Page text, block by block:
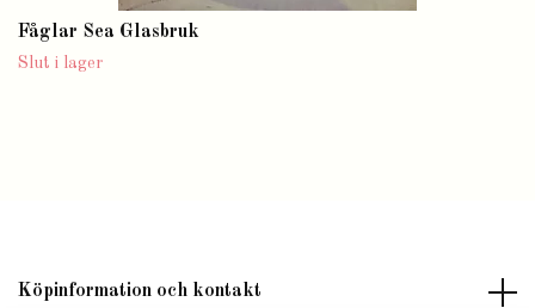
Fåglar Sea Glasbruk
Slut i lager
Köpinformation och kontakt